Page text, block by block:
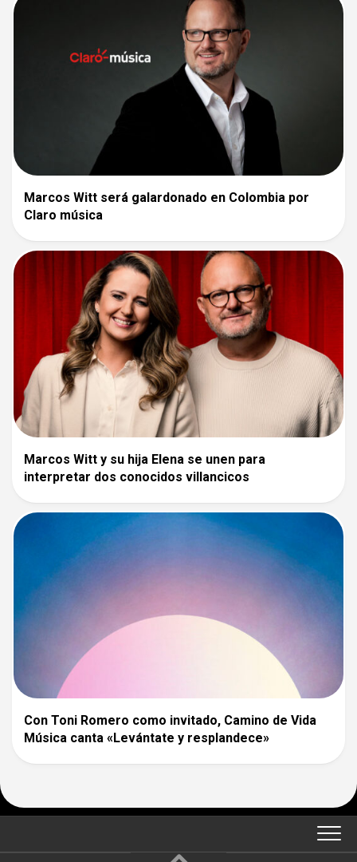
Marcos Witt será galardonado en Colombia por
Claro música
Marcos Witt y su hija Elena se unen para
interpretar dos conocidos villancicos
Con Toni Romero como invitado, Camino de Vida
Música canta «Levántate y resplandece»